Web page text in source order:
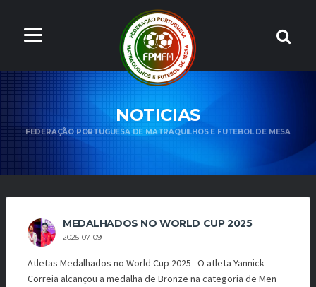
NOTICIAS
FEDERAÇÃO PORTUGUESA DE MATRAQUILHOS E FUTEBOL DE MESA
MEDALHADOS NO WORLD CUP 2025
2025-07-09
Atletas Medalhados no World Cup 2025 O atleta Yannick
Correia alcançou a medalha de Bronze na categoria de Men